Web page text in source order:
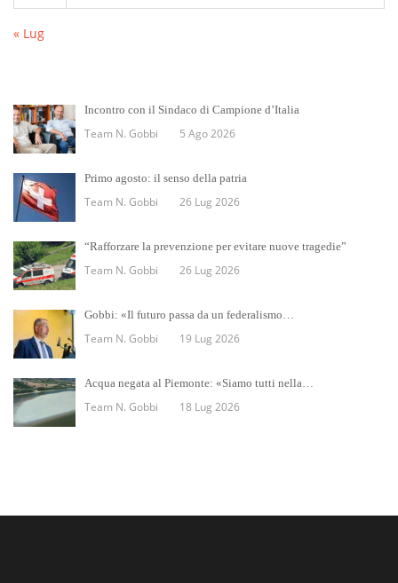
« Lug
Incontro con il Sindaco di Campione d’Italia
Team N. Gobbi 5 Ago 2026
Primo agosto: il senso della patria
Team N. Gobbi 26 Lug 2026
“Rafforzare la prevenzione per evitare nuove tragedie”
Team N. Gobbi 26 Lug 2026
Gobbi: «Il futuro passa da un federalismo…
Team N. Gobbi 19 Lug 2026
Acqua negata al Piemonte: «Siamo tutti nella…
Team N. Gobbi 18 Lug 2026